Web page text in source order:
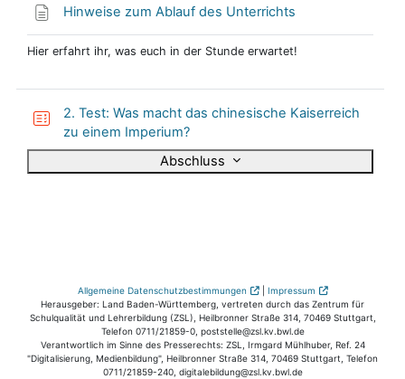
Hinweise zum Ablauf des Unterrichts
Hier erfahrt ihr, was euch in der Stunde erwartet!
2. Test: Was macht das chinesische Kaiserreich
zu einem Imperium?
Abschluss
Allgemeine Datenschutzbestimmungen | Impressum
Herausgeber: Land Baden-Württemberg, vertreten durch das Zentrum für
Schulqualität und Lehrerbildung (ZSL), Heilbronner Straße 314, 70469 Stuttgart,
Telefon 0711/21859-0, poststelle@zsl.kv.bwl.de
Verantwortlich im Sinne des Presserechts: ZSL, Irmgard Mühlhuber, Ref. 24
"Digitalisierung, Medienbildung", Heilbronner Straße 314, 70469 Stuttgart, Telefon
0711/21859-240, digitalebildung@zsl.kv.bwl.de